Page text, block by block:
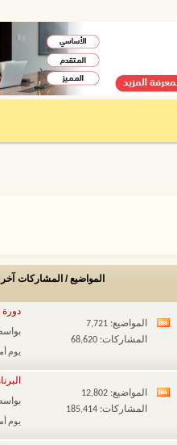
المواضيع / المشاركات
مشاهدة
هذا
المنتدى
المواضيع: 7,721
المشاركات: 68,620
دورة
يوم
مشاهدة
هذا
المواضيع: 12,802
المشاركات: 185,414
يوم